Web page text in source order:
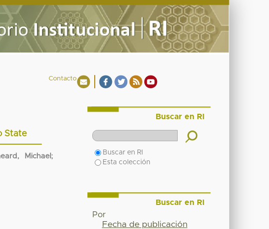
Contacto
State
Michael ;
Buscar en RI
Buscar en RI
Esta colección
Buscar en RI
Por
Fecha de publicación